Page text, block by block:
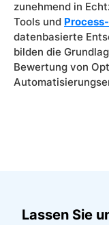
zunehmend in
Tools und
datenbasierte
bilden die
Bewertung von
Lassen Sie